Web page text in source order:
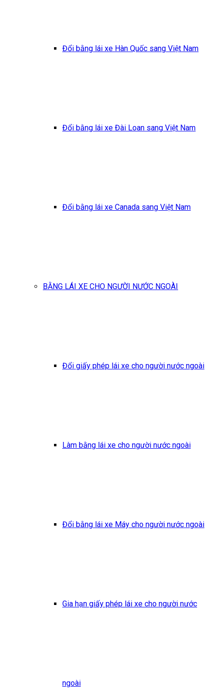
Đổi bằng lái xe Hàn Quốc sang Việt Nam
Đổi bằng lái xe Đài Loan sang Việt Nam
Đổi bằng lái xe Canada sang Việt Nam
BẰNG LÁI XE CHO NGƯỜI NƯỚC NGOÀI
Đổi giấy phép lái xe cho người nước ngoài
Làm bằng lái xe cho người nước ngoài
Đổi bằng lái xe Máy cho người nước ngoài
Gia hạn giấy phép lái xe cho người nước
ngoài